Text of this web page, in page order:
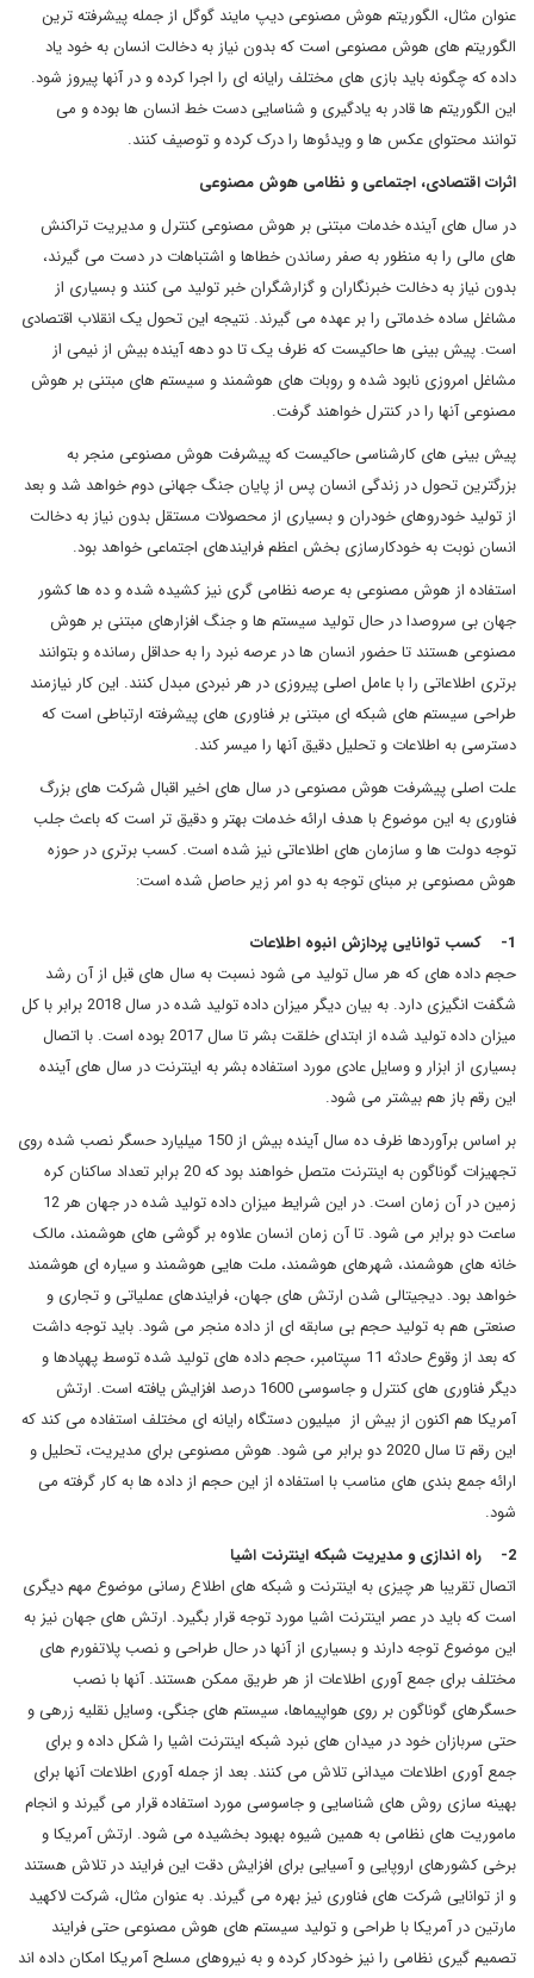
عنوان مثال، الگوریتم هوش مصنوعی دیپ مایند گوگل از جمله پیشرفته ترین
الگوریتم های هوش مصنوعی است که بدون نیاز به دخالت انسان به خود یاد
داده که چگونه باید بازی های مختلف رایانه ای را اجرا کرده و در آنها پیروز شود.
این الگوریتم ها قادر به یادگیری و شناسایی دست خط انسان ها بوده و می
توانند محتوای عکس ها و ویدئوها را درک کرده و توصیف کنند.
اثرات اقتصادی، اجتماعی و نظامی هوش مصنوعی
در سال های آینده خدمات مبتنی بر هوش مصنوعی کنترل و مدیریت تراکنش
های مالی را به منظور به صفر رساندن خطاها و اشتباهات در دست می گیرند،
بدون نیاز به دخالت خبرنگاران و گزارشگران خبر تولید می کنند و بسیاری از
مشاغل ساده خدماتی را بر عهده می گیرند. نتیجه این تحول یک انقلاب اقتصادی
است. پیش بینی ها حاکیست که ظرف یک تا دو دهه آینده بیش از نیمی از
مشاغل امروزی نابود شده و روبات های هوشمند و سیستم های مبتنی بر هوش
مصنوعی آنها را در کنترل خواهند گرفت.
پیش بینی های کارشناسی حاکیست که پیشرفت هوش مصنوعی منجر به
بزرگترین تحول در زندگی انسان پس از پایان جنگ جهانی دوم خواهد شد و بعد
از تولید خودروهای خودران و بسیاری از محصولات مستقل بدون نیاز به دخالت
انسان نوبت به خودکارسازی بخش اعظم فرایندهای اجتماعی خواهد بود.
استفاده از هوش مصنوعی به عرصه نظامی گری نیز کشیده شده و ده ها کشور
جهان بی سروصدا در حال تولید سیستم ها و جنگ افزارهای مبتنی بر هوش
مصنوعی هستند تا حضور انسان ها در عرصه نبرد را به حداقل رسانده و بتوانند
برتری اطلاعاتی را با عامل اصلی پیروزی در هر نبردی مبدل کنند. این کار نیازمند
طراحی سیستم های شبکه ای مبتنی بر فناوری های پیشرفته ارتباطی است که
دسترسی به اطلاعات و تحلیل دقیق آنها را میسر کند.
علت اصلی پیشرفت هوش مصنوعی در سال های اخیر اقبال شرکت های بزرگ
فناوری به این موضوع با هدف ارائه خدمات بهتر و دقیق تر است که باعث جلب
توجه دولت ها و سازمان های اطلاعاتی نیز شده است. کسب برتری در حوزه
هوش مصنوعی بر مبنای توجه به دو امر زیر حاصل شده است:
1- کسب توانایی پردازش انبوه اطلاعات
حجم داده های که هر سال تولید می شود نسبت به سال های قبل از آن رشد
شگفت انگیزی دارد. به بیان دیگر میزان داده تولید شده در سال 2018 برابر با کل
میزان داده تولید شده از ابتدای خلقت بشر تا سال 2017 بوده است. با اتصال
بسیاری از ابزار و وسایل عادی مورد استفاده بشر به اینترنت در سال های آینده
این رقم باز هم بیشتر می شود.
بر اساس برآوردها ظرف ده سال آینده بیش از 150 میلیارد حسگر نصب شده روی
تجهیزات گوناگون به اینترنت متصل خواهند بود که 20 برابر تعداد ساکنان کره
زمین در آن زمان است. در این شرایط میزان داده تولید شده در جهان هر 12
ساعت دو برابر می شود. تا آن زمان انسان علاوه بر گوشی های هوشمند، مالک
خانه های هوشمند، شهرهای هوشمند، ملت هایی هوشمند و سیاره ای هوشمند
خواهد بود. دیجیتالی شدن ارتش های جهان، فرایندهای عملیاتی و تجاری و
صنعتی هم به تولید حجم بی سابقه ای از داده منجر می شود. باید توجه داشت
که بعد از وقوع حادثه 11 سپتامبر، حجم داده های تولید شده توسط پهپادها و
دیگر فناوری های کنترل و جاسوسی 1600 درصد افزایش یافته است. ارتش
آمریکا هم اکنون از بیش از میلیون دستگاه رایانه ای مختلف استفاده می کند که
این رقم تا سال 2020 دو برابر می شود. هوش مصنوعی برای مدیریت، تحلیل و
ارائه جمع بندی های مناسب با استفاده از این حجم از داده ها به کار گرفته می
شود.
2- راه اندازی و مدیریت شبکه اینترنت اشیا
اتصال تقریبا هر چیزی به اینترنت و شبکه های اطلاع رسانی موضوع مهم دیگری
است که باید در عصر اینترنت اشیا مورد توجه قرار بگیرد. ارتش های جهان نیز به
این موضوع توجه دارند و بسیاری از آنها در حال طراحی و نصب پلاتفورم های
مختلف برای جمع آوری اطلاعات از هر طریق ممکن هستند. آنها با نصب
حسگرهای گوناگون بر روی هواپیماها، سیستم های جنگی، وسایل نقلیه زرهی و
حتی سربازان خود در میدان های نبرد شبکه اینترنت اشیا را شکل داده و برای
جمع آوری اطلاعات میدانی تلاش می کنند. بعد از جمله آوری اطلاعات آنها برای
بهینه سازی روش های شناسایی و جاسوسی مورد استفاده قرار می گیرند و انجام
ماموریت های نظامی به همین شیوه بهبود بخشیده می شود. ارتش آمریکا و
برخی کشورهای اروپایی و آسیایی برای افزایش دقت این فرایند در تلاش هستند
و از توانایی شرکت های فناوری نیز بهره می گیرند. به عنوان مثال، شرکت لاکهید
مارتین در آمریکا با طراحی و تولید سیستم های هوش مصنوعی حتی فرایند
تصمیم گیری نظامی را نیز خودکار کرده و به نیروهای مسلح آمریکا امکان داده اند